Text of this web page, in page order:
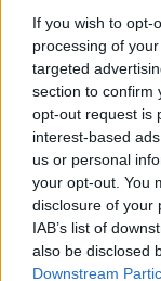
If you wish to opt-
processing of
targeted
section to confirm
opt-out request is
interest-based
us or personal
your opt-out. You
disclosure of your
IAB’s list of
also be disclosed
Downstream